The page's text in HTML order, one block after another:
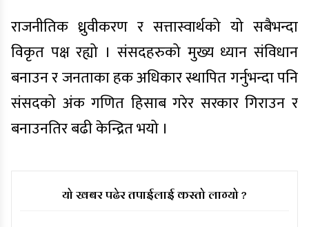
राजनीतिक ध्रुवीकरण र सत्तास्वार्थको यो सबैभन्दा
विकृत पक्ष रह्यो । संसदहरुको मुख्य ध्यान संविधान
बनाउन र जनताका हक अधिकार स्थापित गर्नुभन्दा पनि
संसदको अंक गणित हिसाब गरेर सरकार गिराउन र
बनाउनतिर बढी केन्द्रित भयो ।
यो खबर पढेर तपाईलाई कस्तो लाग्यो ?